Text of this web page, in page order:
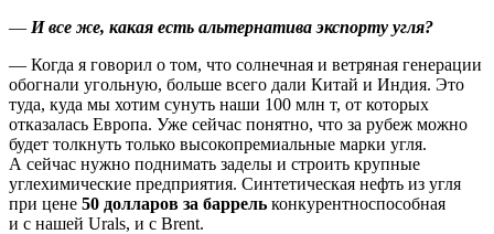
— И все же, какая есть альтернатива экспорту угля?
— Когда я говорил о том, что солнечная и ветряная генерации
обогнали угольную, больше всего дали Китай и Индия. Это
туда, куда мы хотим сунуть наши 100 млн т, от которых
отказалась Европа. Уже сейчас понятно, что за рубеж можно
будет толкнуть только высокопремиальные марки угля.
А сейчас нужно поднимать заделы и строить крупные
углехимические предприятия. Синтетическая нефть из угля
при цене 50 долларов за баррель конкурентноспособная
и с нашей Urals, и с Brent.